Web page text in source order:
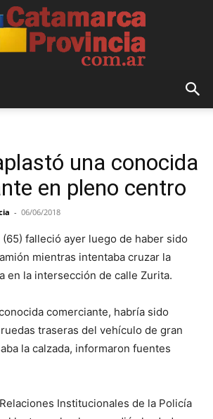
Provincia
una conocida
en pleno centro
- 06/06/2018
falleció ayer luego de haber sido
mientras intentaba cruzar la
en la intersección de calle Zurita.
comerciante, habría sido
traseras del vehículo de gran
la calzada, informaron fuentes
Institucionales de la Policía